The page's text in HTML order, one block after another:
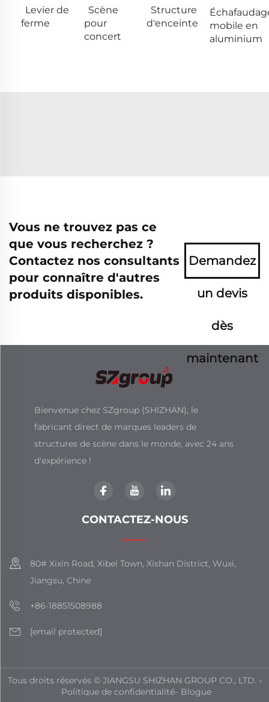
Levier de
ferme
Scène
pour
concert
Structure
d'enceinte
mobile en
aluminium
Vous ne trouvez pas ce
que vous recherchez ?
Contactez nos consultants
pour connaître d'autres
produits disponibles.
Demandez
un devis
dès
maintenant
Bienvenue chez SZgroup (SHIZHAN), le
fabricant direct de marques leaders de
structures de scène dans le monde, avec 24 ans
d'expérience !
CONTACTEZ-NOUS
80# Xixin Road, Xibei Town, Xishan District, Wuxi,
Jiangsu, Chine
+86-18851508988
[email protected]
Tous droits réservés © JIANGSU SHIZHAN GROUP CO., LTD. -
Politique de confidentialité- Blogue